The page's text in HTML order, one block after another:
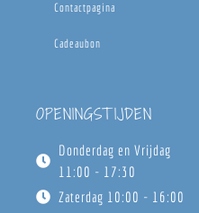
Contactpagina
Cadeaubon
OPENINGSTIJDEN
Donderdag en Vrijdag
11:00 - 17:30
Zaterdag 10:00 - 16:00